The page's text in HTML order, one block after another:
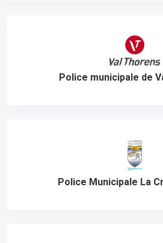
Police municipale de
Police Municipale La